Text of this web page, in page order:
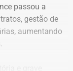
passou a
gestão de
aumentando